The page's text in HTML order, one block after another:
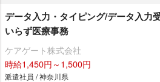
データ入力・タイピング/データ入力
いらず医療事務
ケアゲート株式会社
時給1,450円～1,500円
派遣社員 / 神奈川県